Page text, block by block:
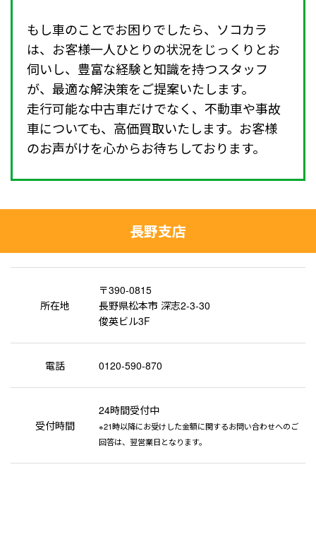
もし車のことでお困りでしたら、ソコカラ
は、お客様一人ひとりの状況をじっくりとお
伺いし、豊富な経験と知識を持つスタッフ
が、最適な解決策をご提案いたします。
走行可能な中古車だけでなく、不動車や事故
車についても、高価買取いたします。お客様
のお声がけを心からお待ちしております。
長野支店
所在地
〒390-0815
長野県松本市 深志2-3-30
俊英ビル3F
電話 0120-590-870
受付時間
24時間受付中
※21時以降にお受けした金額に関するお問い合わせへのご
回答は、翌営業日となります。